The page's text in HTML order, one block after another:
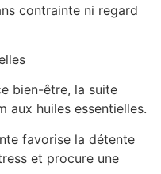
contrainte ni regard
bien-être, la suite
aux huiles essentielles.
favorise la détente
et procure une